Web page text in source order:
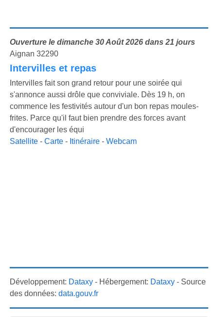
Ouverture le dimanche 30 Août 2026 dans 21 jours
Aignan 32290
Intervilles et repas
Intervilles fait son grand retour pour une soirée qui
s'annonce aussi drôle que conviviale. Dès 19 h, on
commence les festivités autour d'un bon repas moules-
frites. Parce qu'il faut bien prendre des forces avant
d'encourager les équi
Satellite - Carte - Itinéraire - Webcam
Développement: Dataxy - Hébergement: Dataxy - Source
des données: data.gouv.fr